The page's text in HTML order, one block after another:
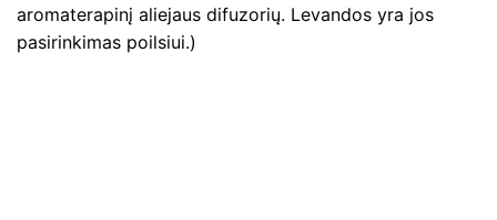
aromaterapinį aliejaus difuzorių. Levandos yra jos
pasirinkimas poilsiui.)